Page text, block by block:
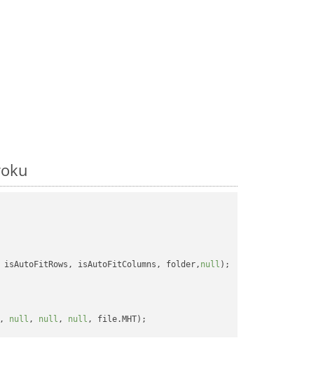
isAutoFitRows, isAutoFitColumns, folder, null );
, null , null , null